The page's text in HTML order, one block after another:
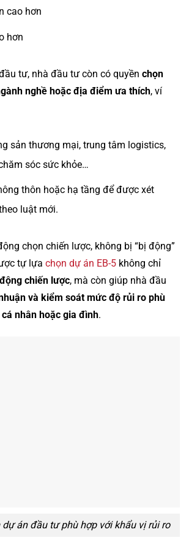
cao hơn
hơn
tư, nhà đầu tư còn có quyền chọn
nghề hoặc địa điểm ưa thích, ví
sản thương mại, trung tâm logistics,
sóc sức khỏe…
thôn hoặc hạ tầng để được xét
luật mới.
chọn chiến lược, không bị “bị động”
tự lựa chọn dự án EB-5 không chỉ
chiến lược, mà còn giúp nhà đầu
và kiểm soát mức độ rủi ro phù
nhân hoặc gia đình.
dự án đầu tư phù hợp với khẩu vị rủi ro